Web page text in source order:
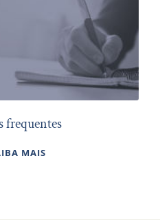
frequentes
MAIS